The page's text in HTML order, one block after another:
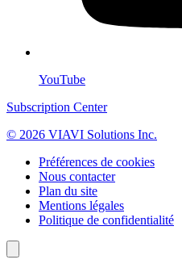
YouTube
Subscription Center
© 2026 VIAVI Solutions Inc.
Préférences de cookies
Nous contacter
Plan du site
Mentions légales
Politique de confidentialité